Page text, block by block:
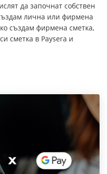
да започнат собствен
лична или фирмена
създам фирмена сметка,
сметка в Paysera и